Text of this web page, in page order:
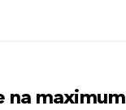
na maximum